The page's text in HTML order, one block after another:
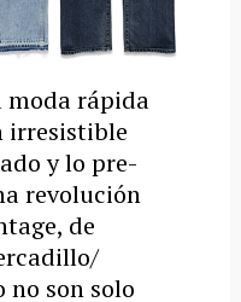
moda rápida
irresistible
y lo pre-
revolución
de
son solo